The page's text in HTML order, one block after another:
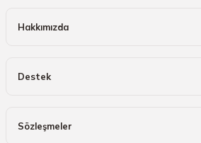
Hakkımızda
Destek
Sözleşmeler